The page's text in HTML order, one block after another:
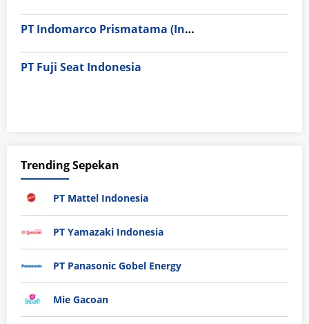
PT Indomarco Prismatama (Indomaret Group)
PT Fuji Seat Indonesia
Trending Sepekan
PT Mattel Indonesia
PT Yamazaki Indonesia
PT Panasonic Gobel Energy
Mie Gacoan